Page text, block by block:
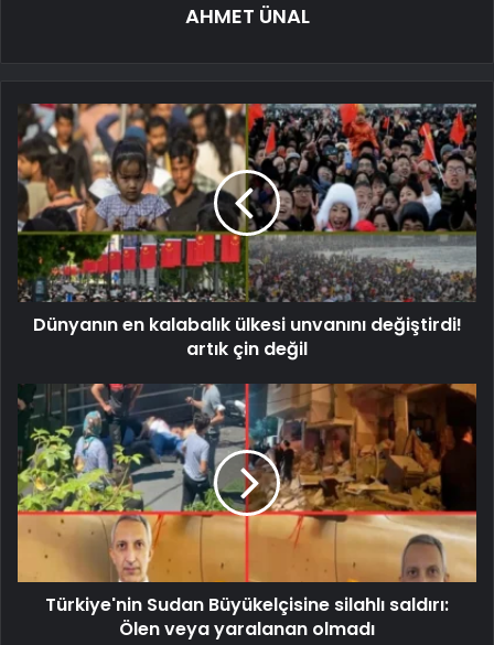
AHMET ÜNAL
Dünyanın en kalabalık ülkesi unvanını değiştirdi!
artık çin değil
Türkiye'nin Sudan Büyükelçisine silahlı saldırı:
Ölen veya yaralanan olmadı